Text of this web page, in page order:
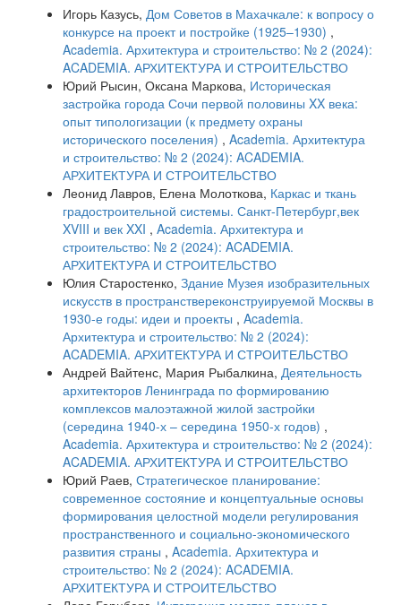
Игорь Казусь, Дом Советов в Махачкале: к вопросу о
конкурсе на проект и постройке (1925–1930) ,
Academia. Архитектура и строительство: № 2 (2024):
ACADEMIA. АРХИТЕКТУРА И СТРОИТЕЛЬСТВО
Юрий Рысин, Оксана Маркова, Историческая
застройка города Сочи первой половины XX века:
опыт типологизации (к предмету охраны
исторического поселения) , Academia. Архитектура
и строительство: № 2 (2024): ACADEMIA.
АРХИТЕКТУРА И СТРОИТЕЛЬСТВО
Леонид Лавров, Елена Молоткова, Каркас и ткань
градостроительной системы. Санкт-Петербург,век
XVIII и век XXI , Academia. Архитектура и
строительство: № 2 (2024): ACADEMIA.
АРХИТЕКТУРА И СТРОИТЕЛЬСТВО
Юлия Старостенко, Здание Музея изобразительных
искусств в пространствереконструируемой Москвы в
1930-е годы: идеи и проекты , Academia.
Архитектура и строительство: № 2 (2024):
ACADEMIA. АРХИТЕКТУРА И СТРОИТЕЛЬСТВО
Андрей Вайтенс, Мария Рыбалкина, Деятельность
архитекторов Ленинграда по формированию
комплексов малоэтажной жилой застройки
(середина 1940-х – середина 1950-х годов) ,
Academia. Архитектура и строительство: № 2 (2024):
ACADEMIA. АРХИТЕКТУРА И СТРОИТЕЛЬСТВО
Юрий Раев, Стратегическое планирование:
современное состояние и концептуальные основы
формирования целостной модели регулирования
пространственного и социально-экономического
развития страны , Academia. Архитектура и
строительство: № 2 (2024): ACADEMIA.
АРХИТЕКТУРА И СТРОИТЕЛЬСТВО